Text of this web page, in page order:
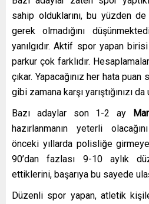
sahip olduklarını, bu yüzden de
gerek olmadığını
yanılgıdır. Aktif spor yapan birisi
parkur çok farklıdır.
çıkar. Yapacağınız her hata
gibi zamana karşı yarıştığınızı
Bazı adaylar son 1-2 ay
hazırlanmanın yeterli
önceki yıllarda polisliğe
90’dan fazlası 9-10 aylık
ettiklerini, başarıya bu sayede
Düzenli spor yapan, atletik